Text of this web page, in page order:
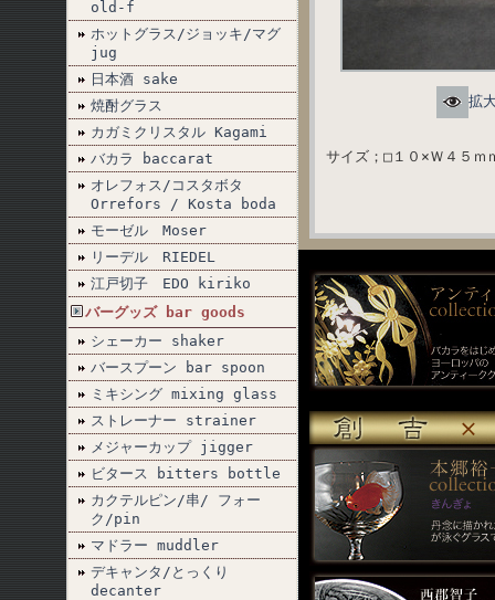
old-f
ホットグラス/ジョッキ/マグ
jug
日本酒 sake
焼酎グラス
カガミクリスタル Kagami
バカラ baccarat
オレフォス/コスタボタ
Orrefors / Kosta boda
モーゼル Moser
リーデル RIEDEL
江戸切子 EDO kiriko
バーグッズ bar goods
シェーカー shaker
バースプーン bar spoon
ミキシング mixing glass
ストレーナー strainer
メジャーカップ jigger
ビタース bitters bottle
カクテルピン/串/ フォー
ク/pin
マドラー muddler
デキャンタ/とっくり
decanter
拡
サイズ；□１０×Ｗ４５ｍ